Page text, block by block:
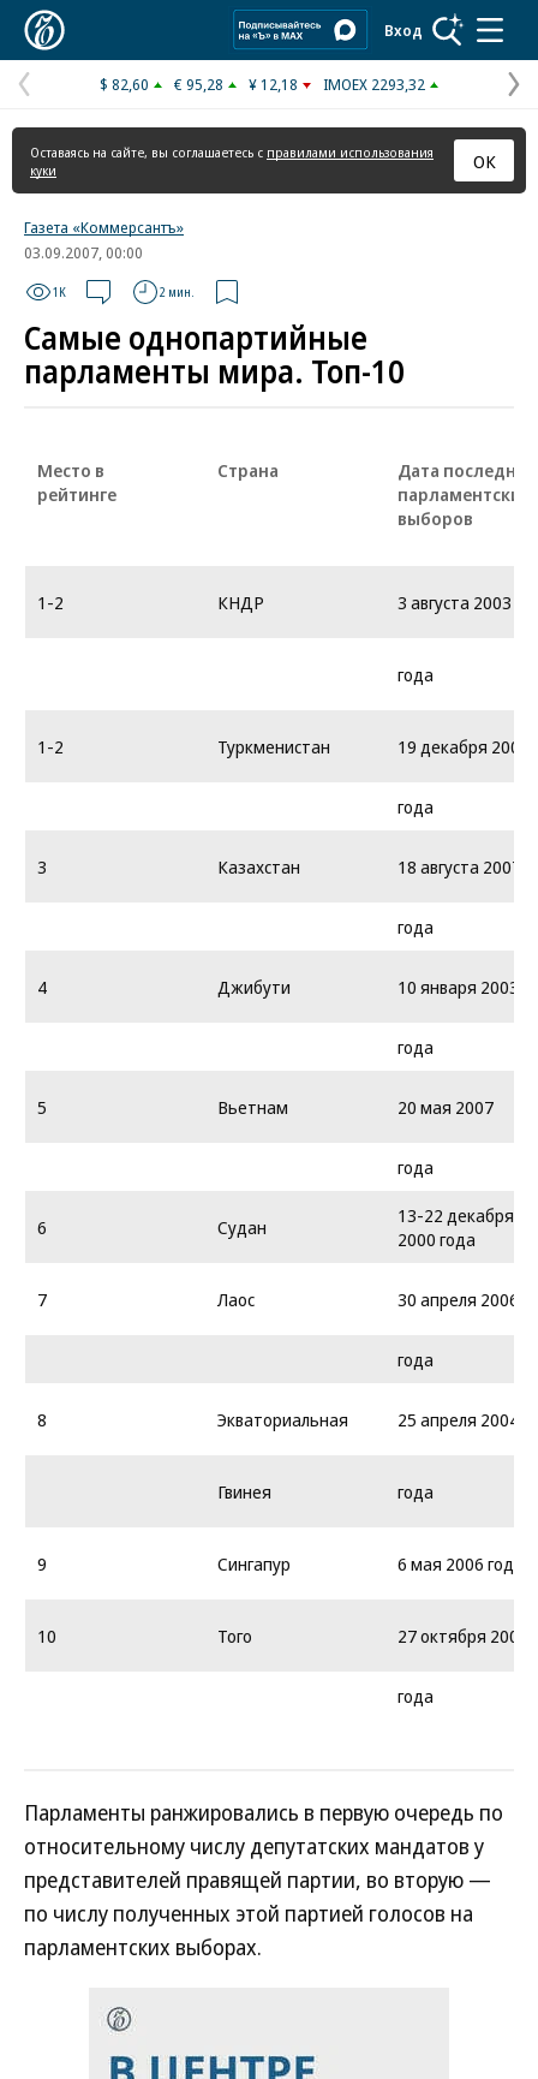
Вход
Предыдущая
страница
$ 82,60 € 95,28 ¥ 12,18 IMOEX 2293,32
Оставаясь на сайте, вы соглашаетесь с правилами использования
куки
ОК
Газета «Коммерсантъ»
03.09.2007, 00:00
1K 2 мин.
Самые однопартийные
парламенты мира. Топ-10
Место в
рейтинге
Страна
Дата последних
парламентских
выборов
1-2 КНДР 3 августа 2003
года
1-2 Туркменистан 19 декабря 2004
года
3 Казахстан 18 августа 2007
года
4 Джибути 10 января 2003
года
5 Вьетнам 20 мая 2007
года
6 Судан
13-22 декабря
2000 года
7 Лаос 30 апреля 2006
года
8 Экваториальная 25 апреля 2004
Гвинея года
9 Сингапур 6 мая 2006 года
10 Того 27 октября 2002
года
Парламенты ранжировались в первую очередь по
относительному числу депутатских мандатов у
представителей правящей партии, во вторую —
по числу полученных этой партией голосов на
парламентских выборах.